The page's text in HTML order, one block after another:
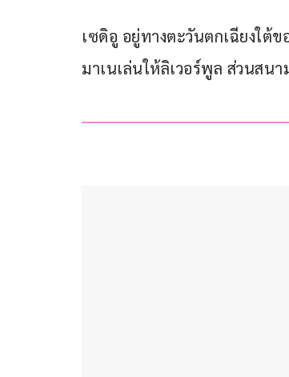
เซดิอู อยู่ทางตะวันตกเฉียงใต้
มาเนเล่นให้ลิเวอร์พูล ส่วนสน